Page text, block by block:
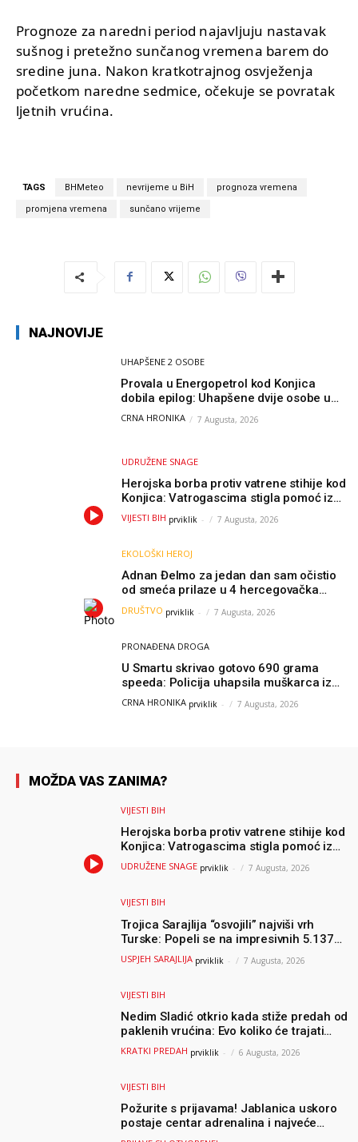
Prognoze za naredni period najavljuju nastavak
sušnog i pretežno sunčanog vremena barem do
sredine juna. Nakon kratkotrajnog osvježenja
početkom naredne sedmice, očekuje se povratak
ljetnih vrućina.
TAGS BHMeteo nevrijeme u BiH prognoza vremena
promjena vremena sunčano vrijeme
NAJNOVIJE
UHAPŠENE 2 OSOBE
Provala u Energopetrol kod Konjica
dobila epilog: Uhapšene dvije osobe u
Čapljini i Jablanici
CRNA HRONIKA 7 Augusta, 2026
UDRUŽENE SNAGE
Herojska borba protiv vatrene stihije kod
Konjica: Vatrogascima stigla pomoć iz
Sarajeva, helikopteri i Air Tractori
udružili snage
VIJESTI BIH prviklik - 7 Augusta, 2026
EKOLOŠKI HEROJ
Adnan Đelmo za jedan dan sam očistio
od smeća prilaze u 4 hercegovačka
grada: “Danas nisam čistio samo smeće,
čistio sam sliku o nama”
DRUŠTVO prviklik - 7 Augusta, 2026
PRONAĐENA DROGA
U Smartu skrivao gotovo 690 grama
speeda: Policija uhapsila muškarca iz
Hercegovine
CRNA HRONIKA prviklik - 7 Augusta, 2026
MOŽDA VAS ZANIMA?
VIJESTI BIH
Herojska borba protiv vatrene stihije kod
Konjica: Vatrogascima stigla pomoć iz
Sarajeva, helikopteri i Air Tractori
UDRUŽENE SNAGE prviklik - 7 Augusta, 2026
VIJESTI BIH
Trojica Sarajlija “osvojili” najviši vrh
Turske: Popeli se na impresivnih 5.137
metara
USPJEH SARAJLIJA prviklik - 7 Augusta, 2026
VIJESTI BIH
Nedim Sladić otkrio kada stiže predah od
paklenih vrućina: Evo koliko će trajati
osvježenje u BiH
KRATKI PREDAH prviklik - 6 Augusta, 2026
VIJESTI BIH
Požurite s prijavama! Jablanica uskoro
postaje centar adrenalina i najveće
outdoor avanture ovog ljeta